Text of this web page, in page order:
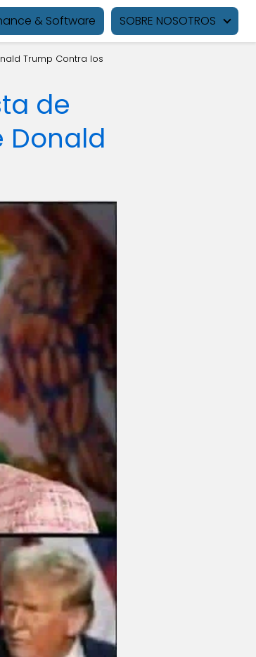
& Software SOBRE NOSOTROS
Trump Contra los
de
Donald